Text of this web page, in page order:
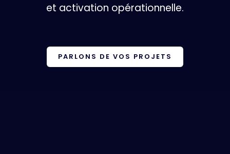
et activation opérationnelle.
PARLONS DE VOS PROJETS